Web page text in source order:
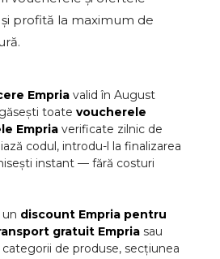
profită la maximum de
Empria valid în August
toate voucherele
Empria verificate zilnic de
codul, introdu-l la finalizarea
instant — fără costuri
discount Empria pentru
gratuit Empria sau
de produse, secțiunea